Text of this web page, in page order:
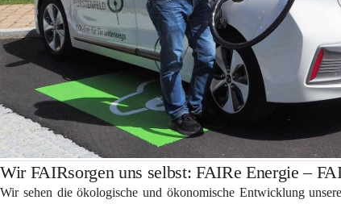
Wir FAIRsorgen uns selbst: FAIRe Energie –
Wir sehen die ökologische und ökonomische Entwicklung